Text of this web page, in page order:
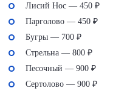
Лисий Нос — 450 ₽
Парголово — 450 ₽
Бугры — 700 ₽
Стрельна — 800 ₽
Песочный — 900 ₽
Сертолово — 900 ₽